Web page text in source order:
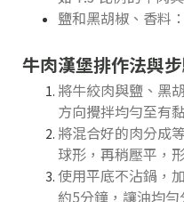
鹽和黑胡椒、香料
牛肉漢堡排作法與
將牛絞肉與鹽、黑
方向攪拌均勻至有
將混合好的肉分成
球形，再稍壓平，
使用平底不沾鍋，
約5分鐘，讓油均勻